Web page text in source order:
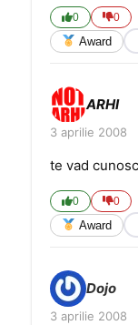
0 0
Award
ARHI
3 aprilie 2008
te vad
0 0
Award
Dojo
3 aprilie 2008